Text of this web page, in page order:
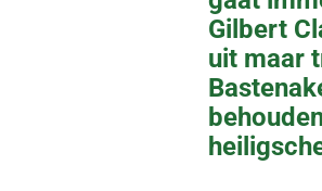
Gilbert
uit maar